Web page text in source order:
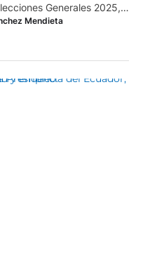
Generales 2025,
expondrán sus
minería,
Mendieta